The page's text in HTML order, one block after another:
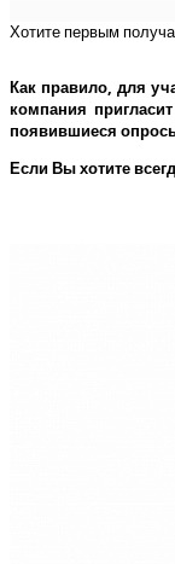
Хотите первым
Как правило, для
компания
появившиеся
Если Вы хотите